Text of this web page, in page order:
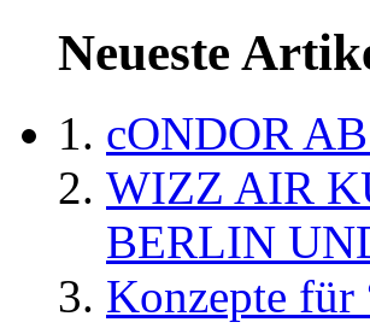
Neueste
cONDOR
WIZZ AIR
BERLIN
Konzepte für